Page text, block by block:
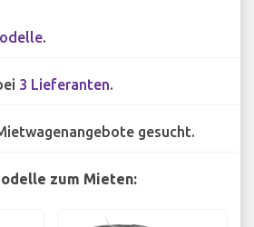
.
3 Lieferanten.
gesucht.
zum Mieten: